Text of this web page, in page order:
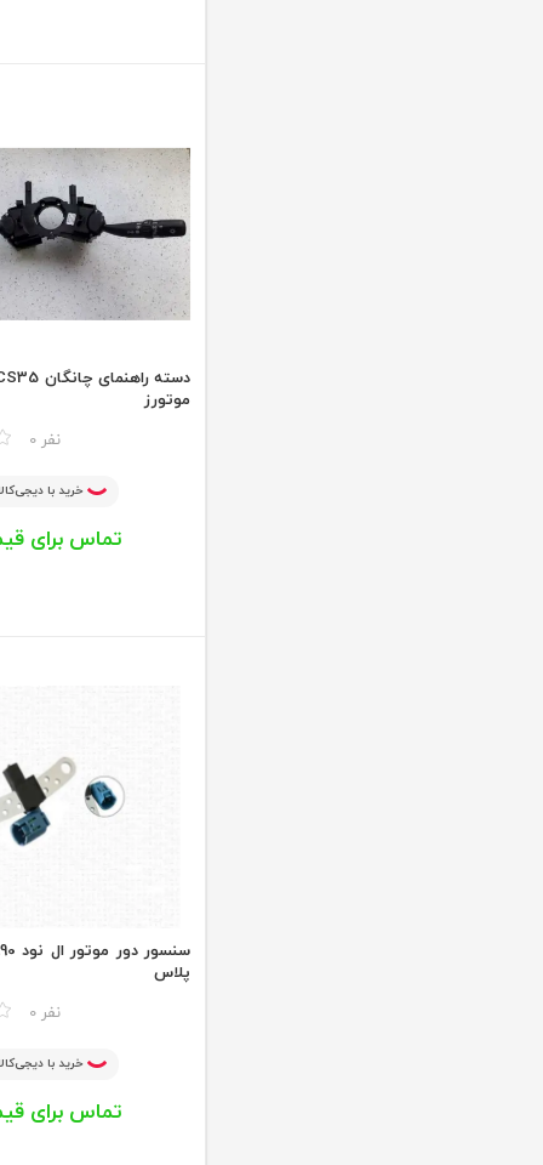
موتورز
0 نفر
خرید با
تماس برای
پلاس
0 نفر
خرید با
تماس برای